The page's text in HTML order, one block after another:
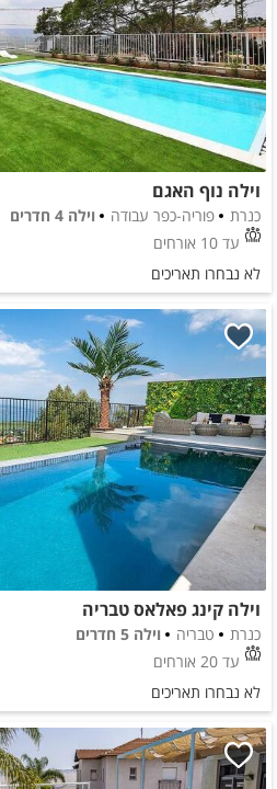
וילה נוף האגם
כנרת פוריה-כפר עבודה
וילה 4 חדרים
עד 10 אורחים
לא נבחרו תאריכים
וילה קינג פאלאס טבריה
כנרת טבריה
וילה 5 חדרים
עד 20 אורחים
לא נבחרו תאריכים